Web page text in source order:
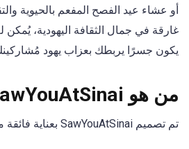
أو عشاء عيد الفصح المفعم بالحيوية
يكون جسرًا يربطك بعزاب يهود
من هو SawYouAtSinai المناسب؟
تم تصميم SawYouAtSinai بعناية فائقة من أجل: